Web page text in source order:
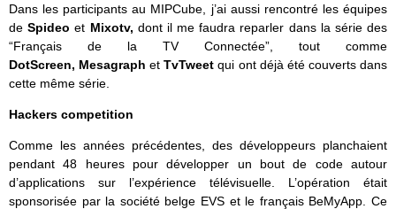
Dans les participants au MIPCube, j’ai aussi rencontré les équipes
deSpideo et Mixotv, dont il me faudra reparler dans la série des
“Français de la TV Connectée”, tout comme
DotScreen, Mesagraph etTvTweet qui ont déjà été couverts dans
cette même série.
Hackers competition
Comme les années précédentes, des développeurs planchaient
pendant 48 heures pour développer un bout de code autour
d’applications sur l’expérience télévisuelle. L’opération était
sponsorisée par la société belge EVS et le français BeMyApp. Ce